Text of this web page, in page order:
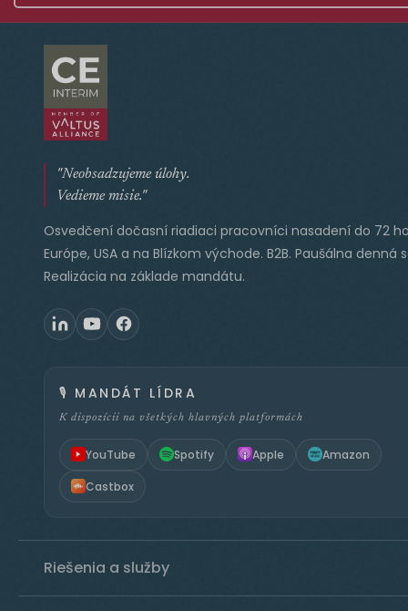
"Neobsadzujeme úlohy.
Vedieme misie."
Osvedčení dočasní riadiaci pracovníci nasadení do 72
Európe, USA a na Blízkom východe. B2B. Paušálna denná
Realizácia na základe mandátu.
🎙️ MANDÁT LÍDRA
K dispozícii na všetkých hlavných platformách
YouTube Spotify Apple Amazon
Castbox
Riešenia a služby